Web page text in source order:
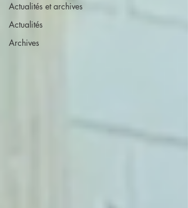
Actualités et archives
Actualités
Archives